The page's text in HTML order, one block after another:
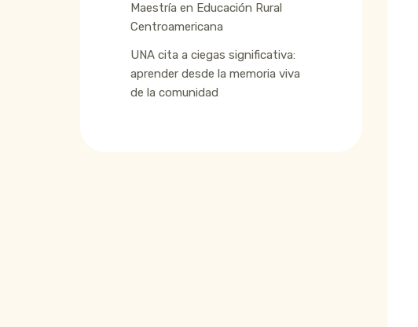
Maestría en Educación Rural
Centroamericana
UNA cita a ciegas significativa:
aprender desde la memoria viva
de la comunidad